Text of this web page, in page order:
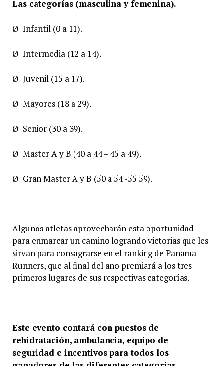
Las categorías (masculina y femenina).
Ø Infantil (0 a 11).
Ø Intermedia (12 a 14).
Ø Juvenil (15 a 17).
Ø Mayores (18 a 29).
Ø Senior (30 a 39).
Ø Master A y B (40 a 44 – 45 a 49).
Ø Gran Master A y B (50 a 54 -55 59).
Algunos atletas aprovecharán esta oportunidad
para enmarcar un camino logrando victorias que les
sirvan para consagrarse en el ranking de Panama
Runners, que al final del año premiará a los tres
primeros lugares de sus respectivas categorías.
Este evento contará con puestos de
rehidratación, ambulancia, equipo de
seguridad e incentivos para todos los